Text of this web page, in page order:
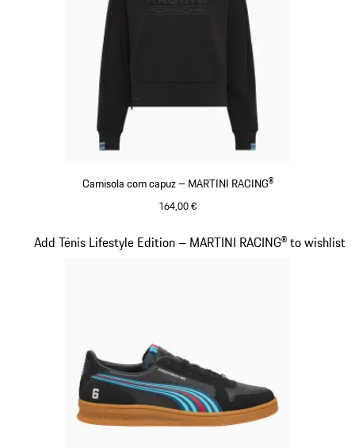
Camisola com capuz – MARTINI RACING®
164,00 €
Add Ténis Lifestyle Edition – MARTINI RACING® to wishlist
Diapositivo 14 de 20